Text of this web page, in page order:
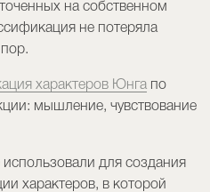
на собственном
не потеряла
характеров Юнга по
мышление, чувствование
для создания
характеров, в которой